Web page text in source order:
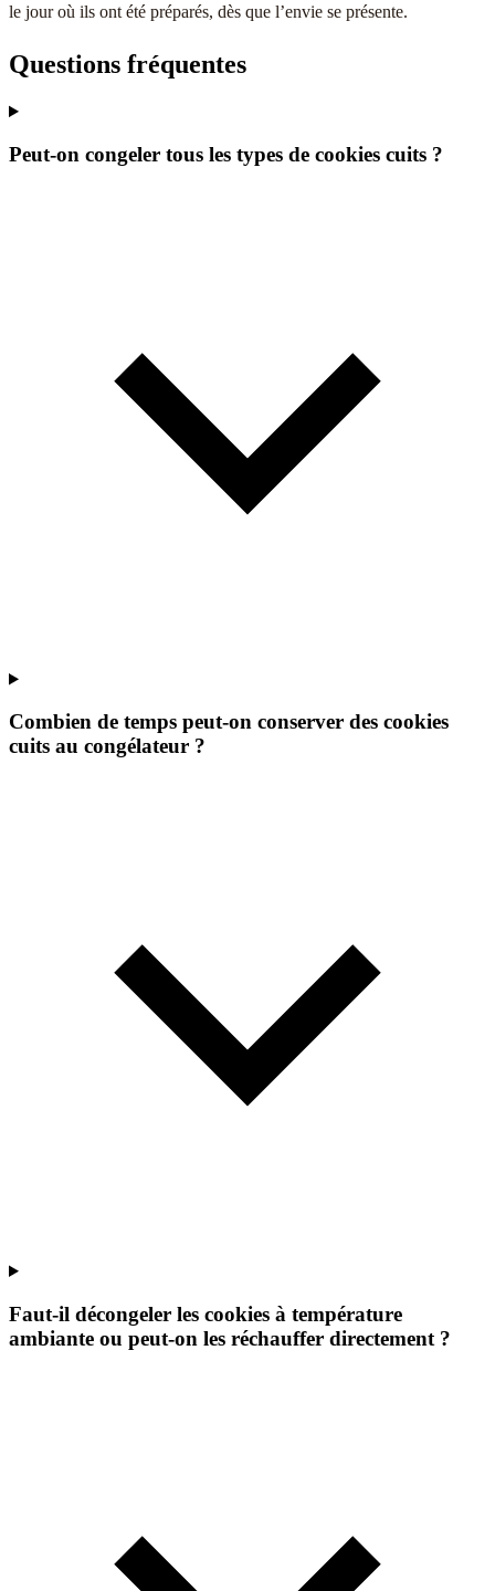
le jour où ils ont été préparés, dès que l’envie se présente.
Questions fréquentes
Peut-on congeler tous les types de cookies cuits ?
Combien de temps peut-on conserver des cookies
cuits au congélateur ?
Faut-il décongeler les cookies à température
ambiante ou peut-on les réchauffer directement ?